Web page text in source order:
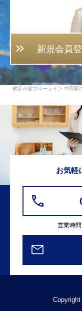
新規会員
横浜市営ブルーライン 中田駅
お気軽
営業時